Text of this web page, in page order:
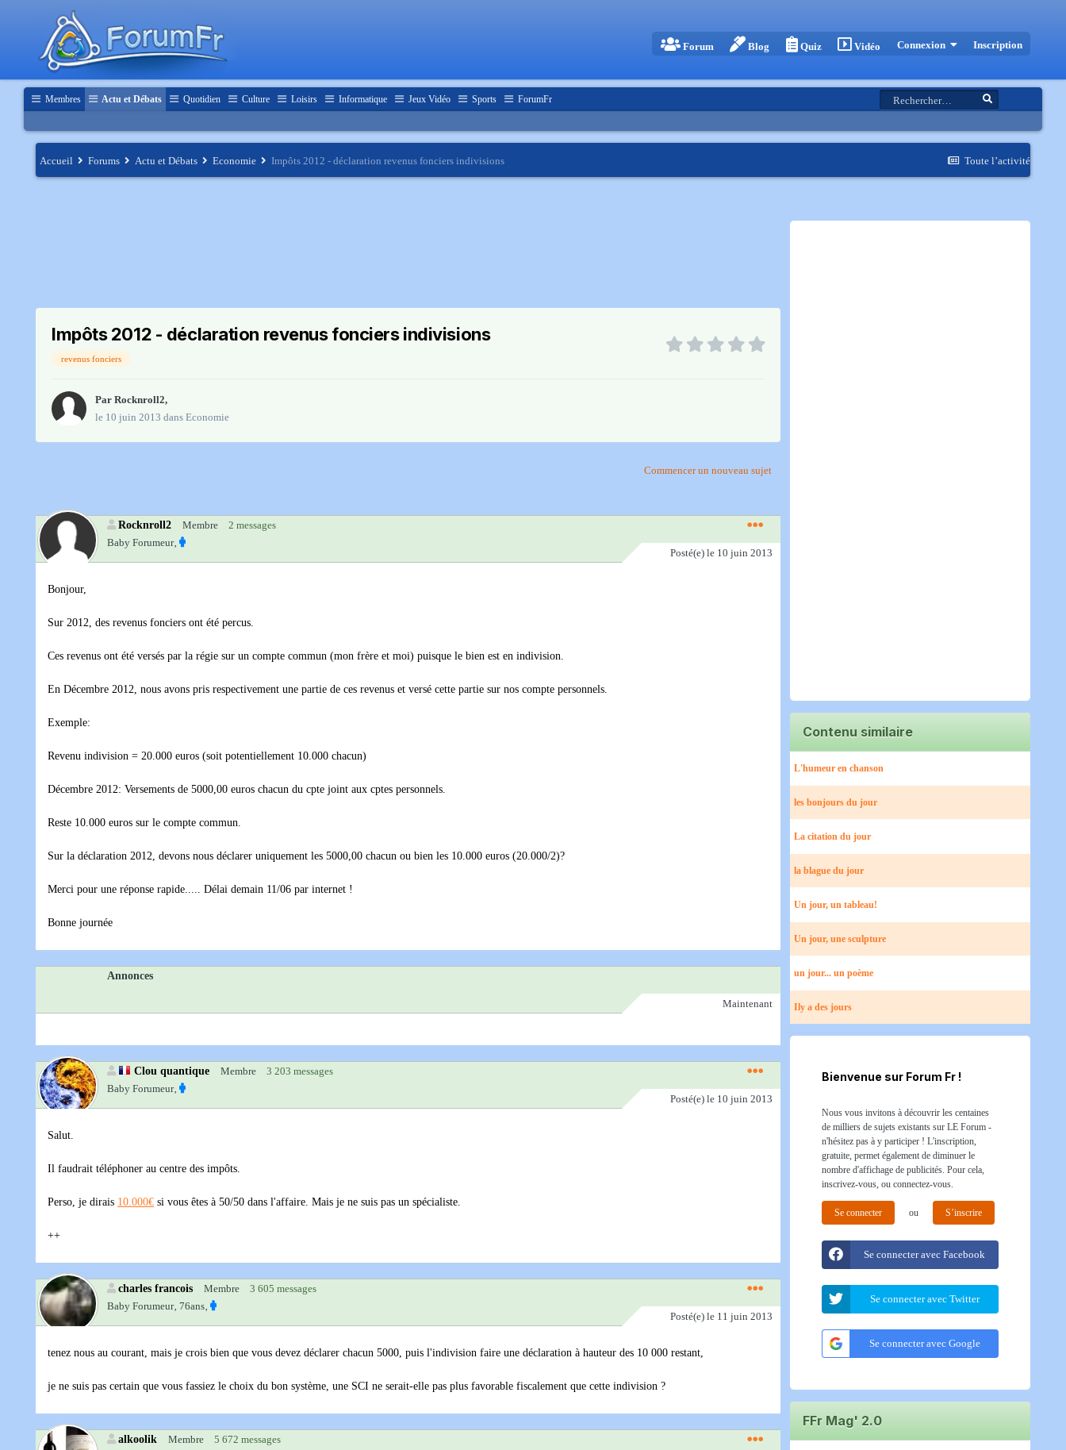
Forum Blog Quiz Vidéo Connexion Inscription
Membres Actu et Débats Quotidien Culture Loisirs Informatique Jeux Vidéo Sports ForumFr
Toute l’activité
Accueil Forums Actu et Débats Economie Impôts 2012 - déclaration revenus fonciers indivisions
Impôts 2012 - déclaration revenus fonciers indivisions
revenus fonciers
Par Rocknroll2,
le 10 juin 2013 dans Economie
Commencer un nouveau sujet
Rocknroll2 Membre
2 messages
Baby Forumeur‚
Posté(e) le 10 juin 2013
Bonjour,
Sur 2012, des revenus fonciers ont été percus.
Ces revenus ont été versés par la régie sur un compte commun (mon frère et moi) puisque le bien est en indivision.
En Décembre 2012, nous avons pris respectivement une partie de ces revenus et versé cette partie sur nos compte personnels.
Exemple:
Revenu indivision = 20.000 euros (soit potentiellement 10.000 chacun)
Décembre 2012: Versements de 5000,00 euros chacun du cpte joint aux cptes personnels.
Reste 10.000 euros sur le compte commun.
Sur la déclaration 2012, devons nous déclarer uniquement les 5000,00 chacun ou bien les 10.000 euros (20.000/2)?
Merci pour une réponse rapide..... Délai demain 11/06 par internet !
Bonne journée
Annonces
Maintenant
Clou quantique Membre
3 203 messages
Baby Forumeur‚
Posté(e) le 10 juin 2013
Salut.
Il faudrait téléphoner au centre des impôts.
Perso, je dirais 10.000€ si vous êtes à 50/50 dans l'affaire. Mais je ne suis pas un spécialiste.
++
charles francois Membre
3 605 messages
Baby Forumeur‚ 76ans‚
Posté(e) le 11 juin 2013
tenez nous au courant, mais je crois bien que vous devez déclarer chacun 5000, puis l'indivision faire une déclaration à hauteur des 10 000 restant,
je ne suis pas certain que vous fassiez le choix du bon système, une SCI ne serait-elle pas plus favorable fiscalement que cette indivision ?
alkoolik Membre
5 672 messages
Contenu similaire
L'humeur en chanson
les bonjours du jour
La citation du jour
la blague du jour
Un jour, un tableau!
Un jour, une sculpture
un jour... un poème
Ily a des jours
Bienvenue sur Forum Fr !
Nous vous invitons à découvrir les centaines
de milliers de sujets existants sur LE Forum -
n'hésitez pas à y participer ! L'inscription,
gratuite, permet également de diminuer le
nombre d'affichage de publicités. Pour cela,
inscrivez-vous, ou connectez-vous.
Se connecter ou S’inscrire
Se connecter avec Facebook
Se connecter avec Twitter
Se connecter avec Google
FFr Mag' 2.0